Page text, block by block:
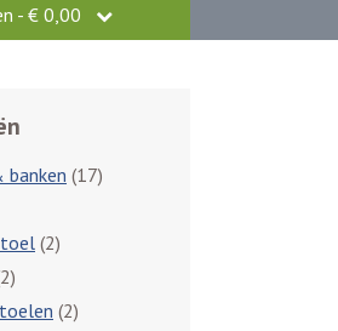
- € 0,00
(17)
(2)
(2)